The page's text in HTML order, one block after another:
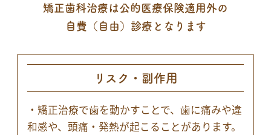
矯正歯科治療は公的医療保険適用外の
自費（自由）診療となります
リスク・副作用
・矯正治療で歯を動かすことで、歯に痛みや違
和感や、頭痛・発熱が起こることがあります。